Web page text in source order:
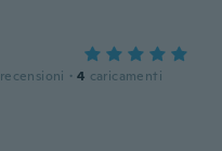
recensioni · 4 caricamenti